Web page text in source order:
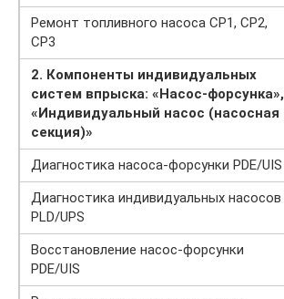
Ремонт топливного насоса CP1, CP2,
CP3
2. Компоненты индивидуальных
систем впрыска: «Насос-форсунка»,
«Индивидуальный насос (насосная
секция)»
Диагностика насоса-форсунки PDE/UIS
Диагностика индивидуальных насосов
PLD/UPS
Восстановление насос-форсунки
PDE/UIS